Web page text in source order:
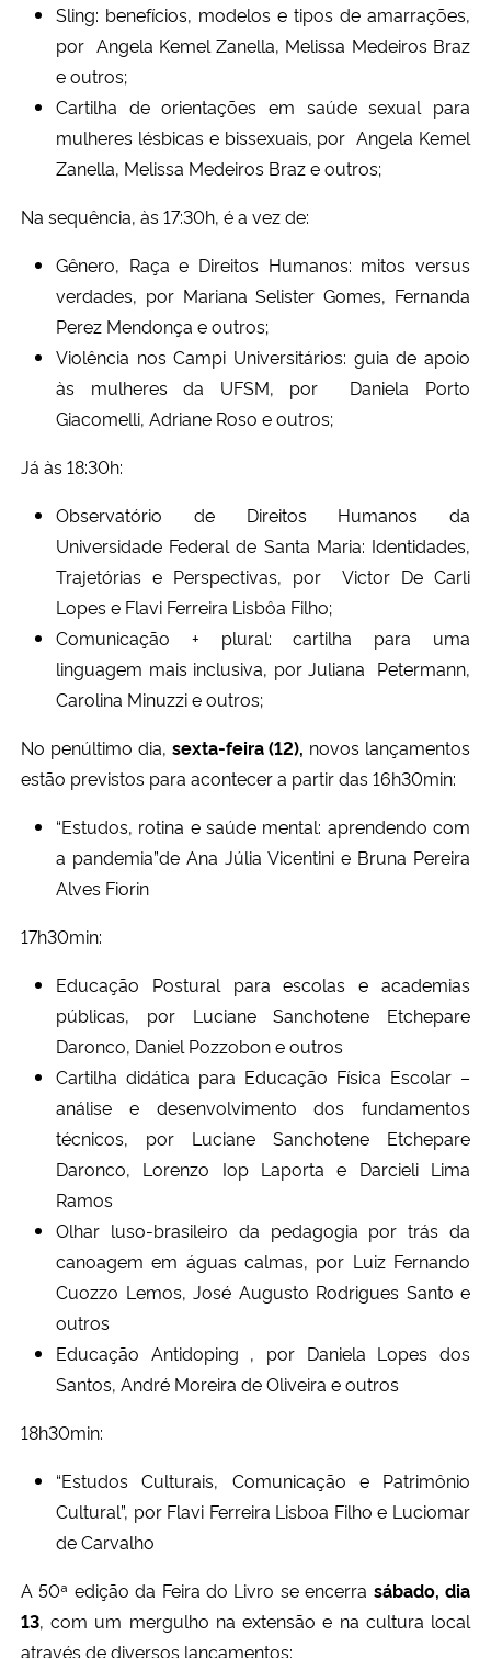
Sling: benefícios, modelos e tipos de amarrações,
por Angela Kemel Zanella, Melissa Medeiros Braz
e outros;
Cartilha de orientações em saúde sexual para
mulheres lésbicas e bissexuais, por Angela Kemel
Zanella, Melissa Medeiros Braz e outros;
Na sequência, às 17:30h, é a vez de:
Gênero, Raça e Direitos Humanos: mitos versus
verdades, por Mariana Selister Gomes, Fernanda
Perez Mendonça e outros;
Violência nos Campi Universitários: guia de apoio
às mulheres da UFSM, por Daniela Porto
Giacomelli, Adriane Roso e outros;
Já às 18:30h:
Observatório de Direitos Humanos da
Universidade Federal de Santa Maria: Identidades,
Trajetórias e Perspectivas, por Victor De Carli
Lopes e Flavi Ferreira Lisbôa Filho;
Comunicação + plural: cartilha para uma
linguagem mais inclusiva, por Juliana Petermann,
Carolina Minuzzi e outros;
No penúltimo dia, sexta-feira (12), novos lançamentos
estão previstos para acontecer a partir das 16h30min:
“Estudos, rotina e saúde mental: aprendendo com
a pandemia”de Ana Júlia Vicentini e Bruna Pereira
Alves Fiorin
17h30min:
Educação Postural para escolas e academias
públicas, por Luciane Sanchotene Etchepare
Daronco, Daniel Pozzobon e outros
Cartilha didática para Educação Física Escolar –
análise e desenvolvimento dos fundamentos
técnicos, por Luciane Sanchotene Etchepare
Daronco, Lorenzo Iop Laporta e Darcieli Lima
Ramos
Olhar luso-brasileiro da pedagogia por trás da
canoagem em águas calmas, por Luiz Fernando
Cuozzo Lemos, José Augusto Rodrigues Santo e
outros
Educação Antidoping , por Daniela Lopes dos
Santos, André Moreira de Oliveira e outros
18h30min:
“Estudos Culturais, Comunicação e Patrimônio
Cultural”, por Flavi Ferreira Lisboa Filho e Luciomar
de Carvalho
A 50ª edição da Feira do Livro se encerra sábado, dia
13, com um mergulho na extensão e na cultura local
através de diversos lançamentos: